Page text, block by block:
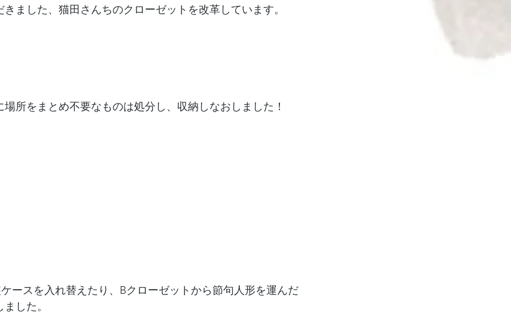
ました、猫田さんちのクローゼットを改革しています。
所をまとめ不要なものは処分し、収納しなおしました！
ースを入れ替えたり、Bクローゼットから節句人形を運んだ
した。